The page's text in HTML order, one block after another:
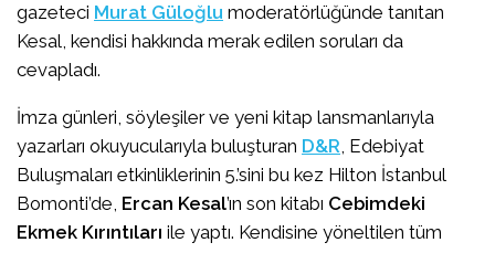
gazeteci Murat Güloğlu moderatörlüğünde tanıtan
Kesal, kendisi hakkında merak edilen soruları da
cevapladı.
İmza günleri, söyleşiler ve yeni kitap lansmanlarıyla
yazarları okuyucularıyla buluşturan D&R , Edebiyat
Buluşmaları etkinliklerinin 5.’sini bu kez Hilton İstanbul
Bomonti’de, Ercan Kesal’ın son kitabı Cebimdeki
Ekmek Kırıntıları ile yaptı. Kendisine yöneltilen tüm